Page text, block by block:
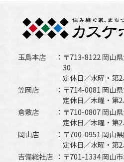
玉島本店
〒713-8122 岡山
30
定休日／水曜・第
笠岡店
〒714-0081 岡山
定休日／木曜・第
倉敷店
〒710-0807 岡山
定休日／木曜・第
岡山店
〒700-0951 岡山
定休日／水曜・第
吉備総社店
〒701-1334 岡山